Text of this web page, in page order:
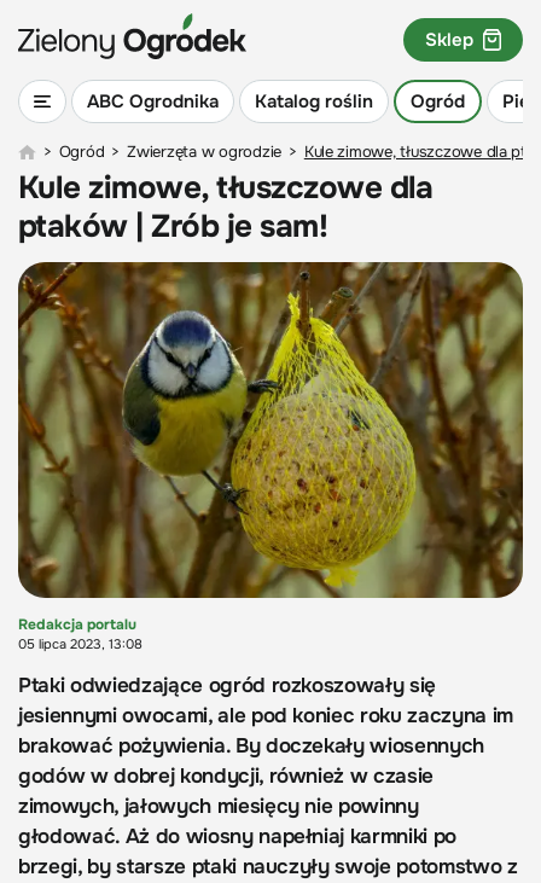
ABC Ogrodnika Katalog roślin Ogród
Sklep
> Ogród > Zwierzęta w ogrodzie > Kule zimowe, tłuszczowe dla
Kule zimowe, tłuszczowe dla
ptaków | Zrób je sam!
Redakcja portalu
05 lipca 2023, 13:08
Ptaki odwiedzające ogród rozkoszowały się
jesiennymi owocami, ale pod koniec roku zaczyna im
brakować pożywienia. By doczekały wiosennych
godów w dobrej kondycji, również w czasie
zimowych, jałowych miesięcy nie powinny
głodować. Aż do wiosny napełniaj karmniki po
brzegi, by starsze ptaki nauczyły swoje potomstwo z